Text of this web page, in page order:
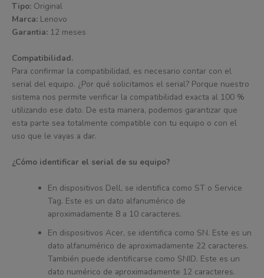
Tipo: Original
Marca: Lenovo
Garantia: 12 meses
Compatibilidad.
Para confirmar la compatibilidad, es necesario contar con el
serial del equipo. ¿Por qué solicitamos el serial? Porque nuestro
sistema nos permite verificar la compatibilidad exacta al 100 %
utilizando ese dato. De esta manera, podemos garantizar que
esta parte sea totalmente compatible con tu equipo o con el
uso que le vayas a dar.
¿Cómo identificar el serial de su equipo?
En dispositivos Dell, se identifica como ST o Service
Tag. Este es un dato alfanumérico de
aproximadamente 8 a 10 caracteres.
En dispositivos Acer, se identifica como SN. Este es un
dato alfanumérico de aproximadamente 22 caracteres.
También puede identificarse como SNID. Este es un
dato numérico de aproximadamente 12 caracteres.